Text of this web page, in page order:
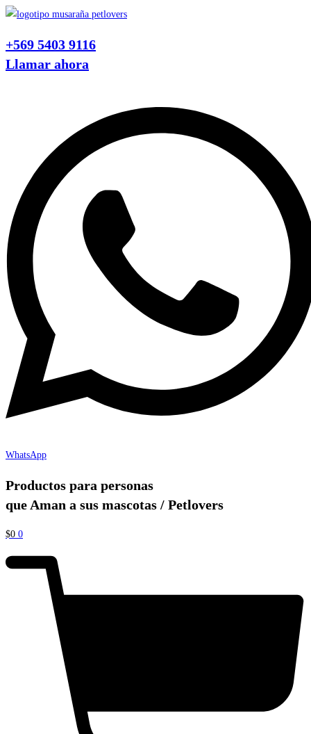
Ir
contenido
+569 5403 9116
Llamar ahora
WhatsApp
Productos para personas
que Aman a sus mascotas / Petlovers
$0 0